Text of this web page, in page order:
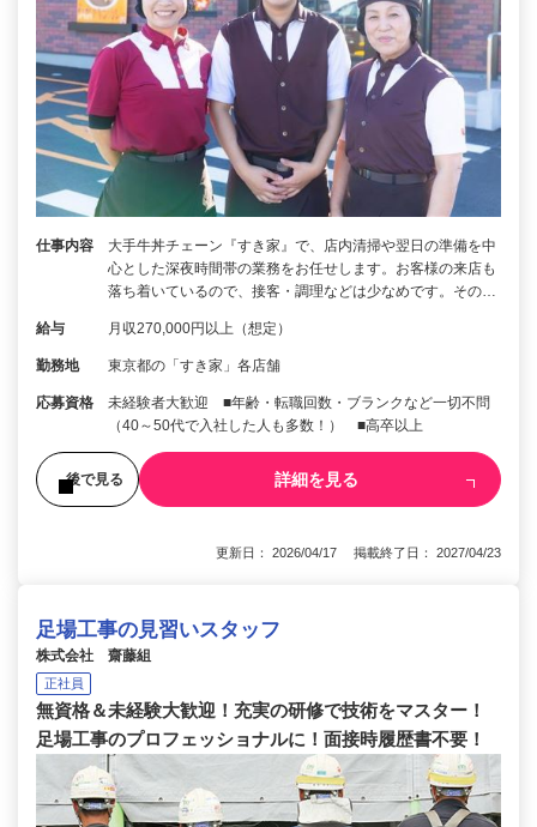
仕事内容
大手牛丼チェーン『すき家』で、店内清掃や翌日の準備を中
心とした深夜時間帯の業務をお任せします。お客様の来店も
落ち着いているので、接客・調理などは少なめです。その…
給与 月収270,000円以上（想定）
勤務地 東京都の「すき家」各店舗
応募資格
未経験者大歓迎 ■年齢・転職回数・ブランクなど一切不問
（40～50代で入社した人も多数！） ■高卒以上
後で見る 詳細を見る
更新日： 2026/04/17 掲載終了日： 2027/04/23
足場工事の見習いスタッフ
株式会社 齋藤組
正社員
無資格＆未経験大歓迎！充実の研修で技術をマスター！
足場工事のプロフェッショナルに！面接時履歴書不要！